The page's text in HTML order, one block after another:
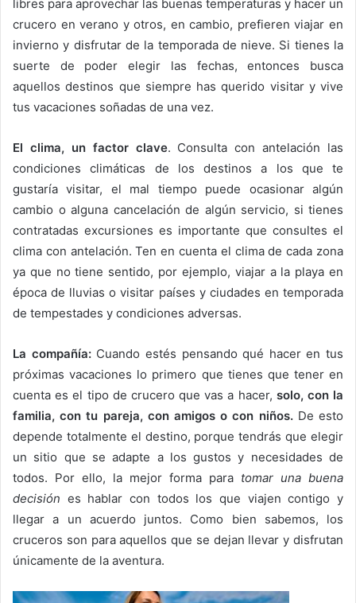
libres para aprovechar las buenas temperaturas y hacer un
crucero en verano y otros, en cambio, prefieren viajar en
invierno y disfrutar de la temporada de nieve. Si tienes la
suerte de poder elegir las fechas, entonces busca
aquellos destinos que siempre has querido visitar y vive
tus vacaciones soñadas de una vez.
El clima, un factor clave. Consulta con antelación las
condiciones climáticas de los destinos a los que te
gustaría visitar, el mal tiempo puede ocasionar algún
cambio o alguna cancelación de algún servicio, si tienes
contratadas excursiones es importante que consultes el
clima con antelación. Ten en cuenta el clima de cada zona
ya que no tiene sentido, por ejemplo, viajar a la playa en
época de lluvias o visitar países y ciudades en temporada
de tempestades y condiciones adversas.
La compañía:Cuando estés pensando qué hacer en tus
próximas vacaciones lo primero que tienes que tener en
cuenta es el tipo de crucero que vas a hacer, solo, con la
familia, con tu pareja, con amigos o con niños.De esto
depende totalmente el destino, porque tendrás que elegir
un sitio que se adapte a los gustos y necesidades de
todos. Por ello, la mejor forma para tomar una buena
decisión es hablar con todos los que viajen contigo y
llegar a un acuerdo juntos. Como bien sabemos, los
cruceros son para aquellos que se dejan llevar y disfrutan
únicamente de la aventura.